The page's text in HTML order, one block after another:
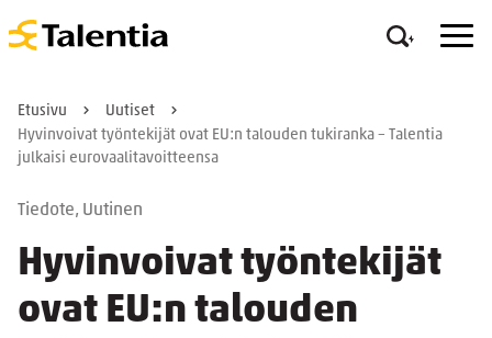
Etusivu
Uutiset
Hyvinvoivat työntekijät ovat EU:n talouden tukiranka – Talentia
julkaisi eurovaalitavoitteensa
Tiedote, Uutinen
Hyvinvoivat työntekijät
ovat EU:n talouden